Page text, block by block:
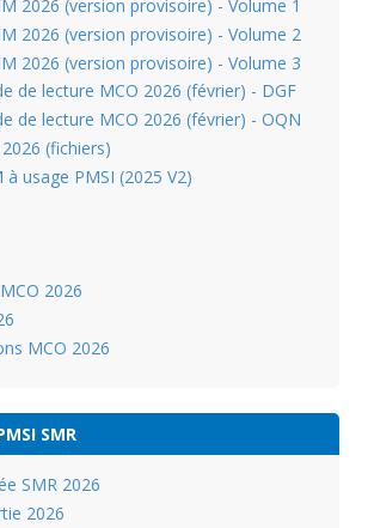
2026 (version provisoire) - Volume 1
2026 (version provisoire) - Volume 2
2026 (version provisoire) - Volume 3
de lecture MCO 2026 (février) - DGF
de lecture MCO 2026 (février) - OQN
(fichiers)
à usage PMSI (2025 V2)
2026
MCO 2026
SMR
SMR 2026
2026